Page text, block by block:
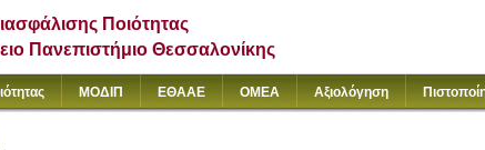
Ποιότητας
Πανεπιστήμιο Θεσσαλονίκης
ΜΟΔΙΠ ΕΘΑΑΕ ΟΜΕΑ Αξιολόγηση